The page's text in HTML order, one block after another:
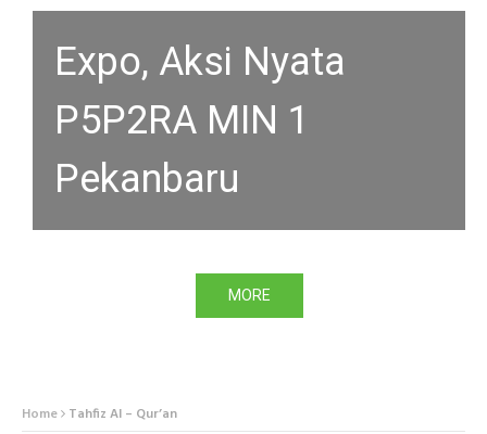
Expo, Aksi Nyata
P5P2RA MIN 1
Pekanbaru
MORE
Home Tahfiz Al – Qur’an